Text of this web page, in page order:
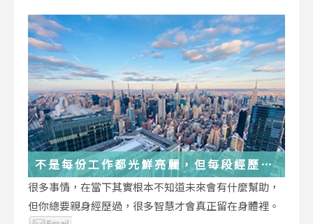
不是每份工作都光鮮亮麗，但每段經歷都
在偷偷改變你
很多事情，在當下其實根本不知道未來會有什麼幫助，
但你總要親身經歷過，很多智慧才會真正留在身體裡。